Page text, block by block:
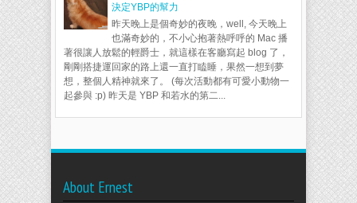
決定YBP的幫力
昨天晚上是個奇妙的夜晚，well, 今天晚上
也滿奇妙的，不小心抱著熱呼呼的 Mac 播
著很讓人放鬆的輕爵士，就這樣在客廳寫起 blog 了，
剛剛搭捷運回家的路上還一直打瞌睡，果然一想到夢
想，整個人精神就來了。 (每次活動都有可愛小動物一
起參與 :p) 昨天是 YBP 和若水的第二...
About Ernest